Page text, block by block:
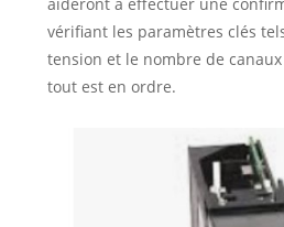
aideront à effectuer une
vérifiant les paramètres clés
tension et le nombre de
tout est en ordre.